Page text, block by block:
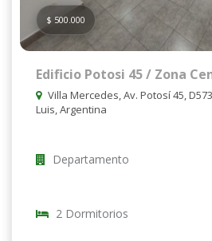
$ 500.000
Edificio Potosi 45 / Zona
Villa Mercedes, Av. Potosí 45,
Luis, Argentina
Departamento
2 Dormitorios